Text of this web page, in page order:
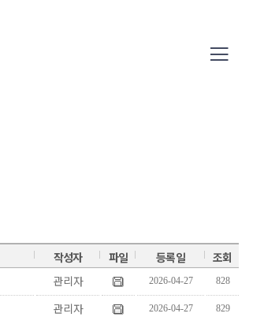
작성자 파일 등록일 조회
관리자 2026-04-27 828
관리자 2026-04-27 829